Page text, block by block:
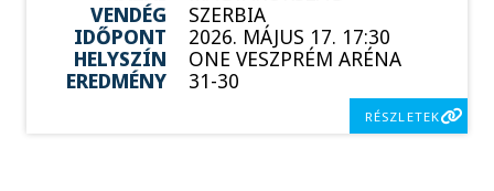
VENDÉG
SZERBIA
IDŐPONT
2026. MÁJUS 17. 17:30
HELYSZÍN
ONE VESZPRÉM ARÉNA
EREDMÉNY
31-30
RÉSZLETEK